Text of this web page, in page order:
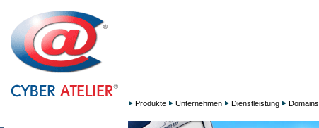
Produkte Unternehmen Dienstleistung Domains